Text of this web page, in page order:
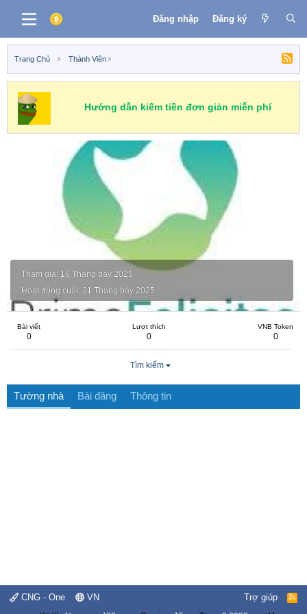
Đăng nhập Đăng ký
Trang Chủ Thành Viên
Hướng dẫn kiếm tiền đơn giản miễn phí
Tham gia 16 Tháng bảy 2025
Hoạt động cuối 21 Tháng bảy 2025
Bài viết
0
Lượt thích
0
VNB Token
0
Tìm kiếm
Tường nhà Bài đăng Thông tin
CNG - One VN Trợ giúp
R